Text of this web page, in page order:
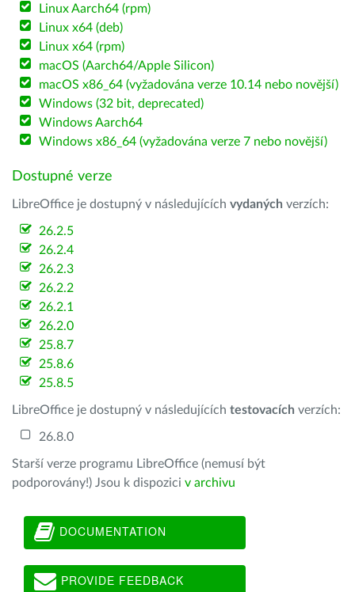
Linux Aarch64 (rpm)
Linux x64 (deb)
Linux x64 (rpm)
macOS (Aarch64/Apple Silicon)
macOS x86_64 (vyžadována verze 10.14 nebo novější)
Windows (32 bit, deprecated)
Windows Aarch64
Windows x86_64 (vyžadována verze 7 nebo novější)
Dostupné verze
LibreOffice je dostupný v následujících vydaných verzích:
26.2.5
26.2.4
26.2.3
26.2.2
26.2.1
26.2.0
25.8.7
25.8.6
25.8.5
LibreOffice je dostupný v následujících testovacích verzích:
26.8.0
Starší verze programu LibreOffice (nemusí být
podporovány!) Jsou k dispozici v archivu
DOCUMENTATION
PROVIDE FEEDBACK